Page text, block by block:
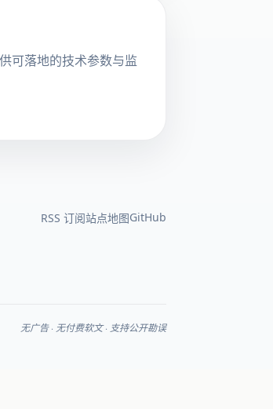
可落地的技术参数与监
RSS 订阅站点地图GitHub
无广告 · 无付费软文 · 支持公开勘误